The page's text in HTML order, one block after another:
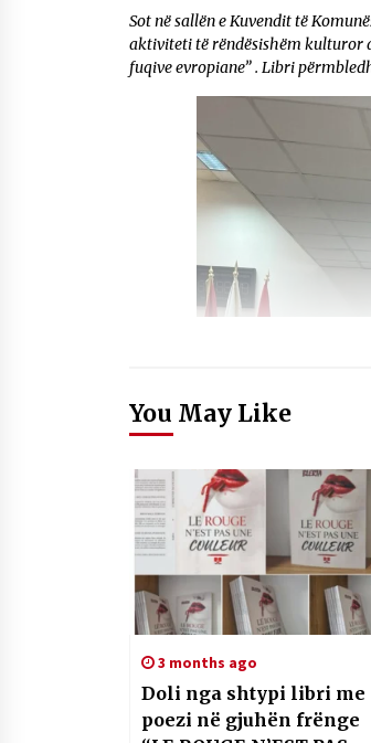
Sot në sallën e Kuvendit të
aktiviteti të rëndësishëm kulturor
fuqive evropiane” . Libri
You May Like
3 months ago
Doli nga shtypi libri me
poezi në gjuhën frënge